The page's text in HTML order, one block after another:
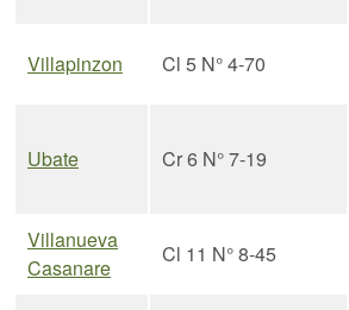
Villapinzon Cl 5 N° 4-70
Ubate Cr 6 N° 7-19
Villanueva
Casanare
Cl 11 N° 8-45